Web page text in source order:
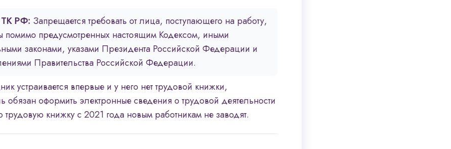
ТК РФ: Запрещается требовать от лица, поступающего на работу,
помимо предусмотренных настоящим Кодексом, иными
законами, указами Президента Российской Федерации и
Правительства Российской Федерации.
устраивается впервые и у него нет трудовой книжки,
обязан оформить электронные сведения о трудовой деятельности
книжку с 2021 года новым работникам не заводят.